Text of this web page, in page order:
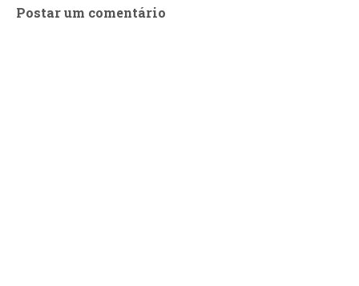
Postar um comentário